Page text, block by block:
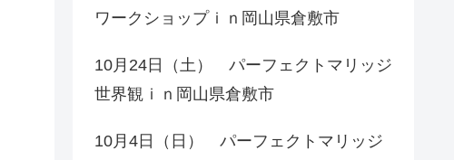
ワークショップｉｎ岡山県倉敷市
10月24日（土） パーフェクトマリッジ
世界観ｉｎ岡山県倉敷市
10月4日（日） パーフェクトマリッジ